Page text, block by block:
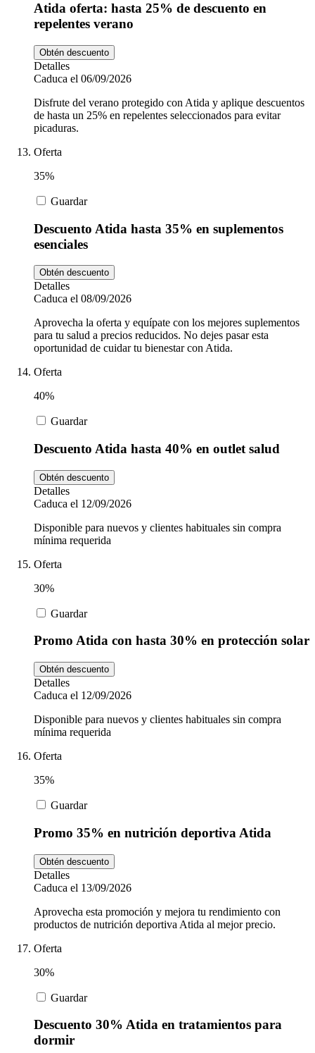
Atida oferta: hasta 25% de descuento en
repelentes verano
Obtén descuento
Detalles
Caduca el 06/09/2026
Disfrute del verano protegido con Atida y aplique descuentos
de hasta un 25% en repelentes seleccionados para evitar
picaduras.
Oferta
35%
Guardar
Descuento Atida hasta 35% en suplementos
esenciales
Obtén descuento
Detalles
Caduca el 08/09/2026
Aprovecha la oferta y equípate con los mejores suplementos
para tu salud a precios reducidos. No dejes pasar esta
oportunidad de cuidar tu bienestar con Atida.
Oferta
40%
Guardar
Descuento Atida hasta 40% en outlet salud
Obtén descuento
Detalles
Caduca el 12/09/2026
Disponible para nuevos y clientes habituales sin compra
mínima requerida
Oferta
30%
Guardar
Promo Atida con hasta 30% en protección solar
Obtén descuento
Detalles
Caduca el 12/09/2026
Disponible para nuevos y clientes habituales sin compra
mínima requerida
Oferta
35%
Guardar
Promo 35% en nutrición deportiva Atida
Obtén descuento
Detalles
Caduca el 13/09/2026
Aprovecha esta promoción y mejora tu rendimiento con
productos de nutrición deportiva Atida al mejor precio.
Oferta
30%
Guardar
Descuento 30% Atida en tratamientos para
dormir